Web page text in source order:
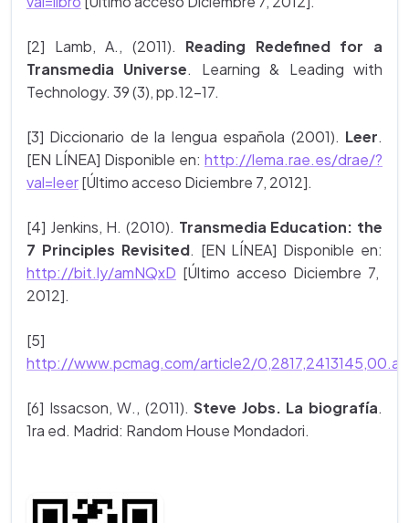
[2] Lamb, A., (2011). Reading Redefined for a
Transmedia Universe. Learning & Leading with
Technology. 39 (3), pp.12-17.
[3] Diccionario de la lengua española (2001). Leer.
[EN LÍNEA] Disponible en: http://lema.rae.es/drae/?
val=leer[Último acceso Diciembre 7, 2012].
[4] Jenkins, H. (2010). Transmedia Education: the
7 Principles Revisited. [EN LÍNEA] Disponible en:
http://bit.ly/amNQxD [Último acceso Diciembre 7,
2012].
[5]
http://www.pcmag.com/article2/
[6] Issacson, W., (2011).Steve Jobs. La biografía.
1ra ed. Madrid: Random House Mondadori.